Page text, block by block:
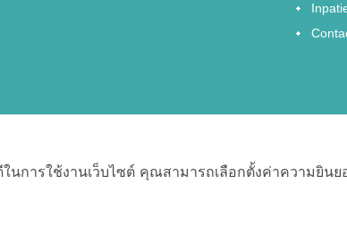
+ Youtube Best
นการใช้งานเว็บไซต์ คุณสามารถเลือกตั้งค่าความยิน